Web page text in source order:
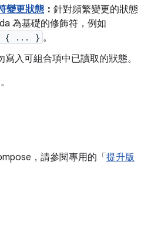
變更狀態 ： 針對頻繁變更的狀態
為基礎的修飾符，例如
{ ... } 。
寫入可組合項中已讀取的狀態。
，請參閱專用的「提升版